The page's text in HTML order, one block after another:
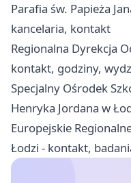
Parafia św. Papieża
kancelaria, kontakt
Regionalna Dyrekcja
kontakt, godziny,
Specjalny Ośrodek
Henryka Jordana w
Europejskie
Łodzi - kontakt,